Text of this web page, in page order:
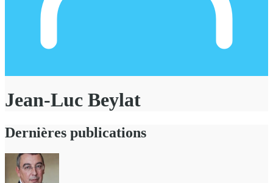
Jean-Luc Beylat
Dernières publications